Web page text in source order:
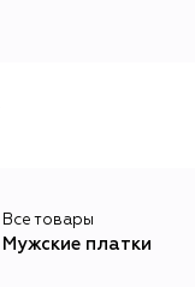
Все товары
Мужские платки